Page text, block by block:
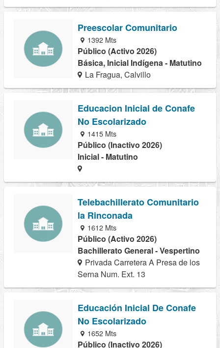
Preescolar Comunitario
1392 Mts
Público (Activo 2026)
Básica, Inicial Indígena - Matutino
La Fragua, Calvillo
Educacion Inicial de Conafe
No Escolarizado
1415 Mts
Público (Inactivo 2026)
Inicial - Matutino
Telebachillerato Comunitario
la Rinconada
1612 Mts
Público (Activo 2026)
Bachillerato General - Vespertino
Privada Carretera A Presa de los
Serna Num. Ext. 13
Educación Inicial De Conafe
No Escolarizado
1652 Mts
Público (Inactivo 2026)